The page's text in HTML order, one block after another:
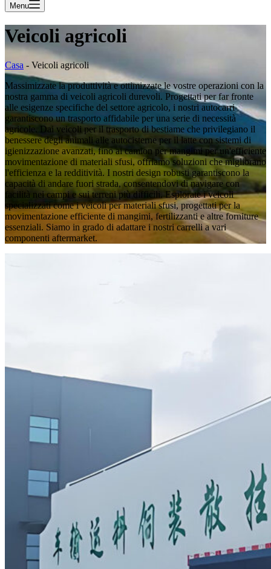
Menu
Veicoli agricoli
Casa - Veicoli agricoli
Massimizzate la produttività e ottimizzate le vostre operazioni con la
nostra gamma di veicoli agricoli durevoli. Progettati per far fronte
alle esigenze specifiche del settore agricolo, i nostri autocarri
garantiscono un trasporto affidabile per una serie di necessità
agricole. Dai veicoli per il trasporto di bestiame che privilegiano il
benessere degli animali alle autocisterne per il latte con sistemi di
igienizzazione avanzati, fino ai camion per mangimi per un'efficiente
movimentazione di materiali sfusi, offriamo soluzioni che migliorano
l'efficienza e la redditività. I nostri design robusti garantiscono la
capacità di andare fuori strada, consentendovi di navigare con
facilità nei campi e sui terreni più difficili. Esplorate i veicoli
specializzati come i veicoli per materiali sfusi, progettati per la
movimentazione efficiente di mangimi, fertilizzanti e altre forniture
essenziali. Siamo in grado di adattare i nostri carrelli a vari
componenti aftermarket.